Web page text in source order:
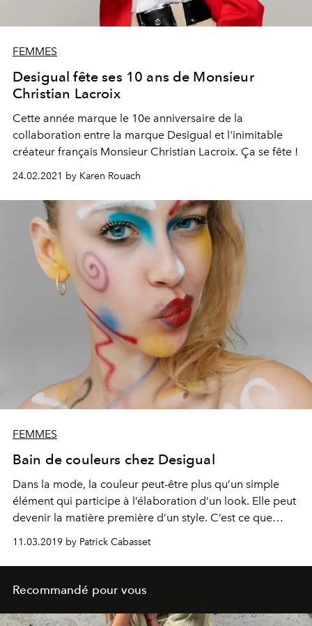
FEMMES
Desigual fête ses 10 ans de Monsieur
Christian Lacroix
Cette année marque le 10e anniversaire de la
collaboration entre la marque Desigual et l'inimitable
créateur français Monsieur Christian Lacroix. Ça se fête !
24.02.2021 by Karen Rouach
FEMMES
Bain de couleurs chez Desigual
Dans la mode, la couleur peut-être plus qu’un simple
élément qui participe à l’élaboration d’un look. Elle peut
devenir la matière première d’un style. C’est ce que
« Color Is You ». Et ça explose !
11.03.2019 by Patrick Cabasset
Recommandé pour vous